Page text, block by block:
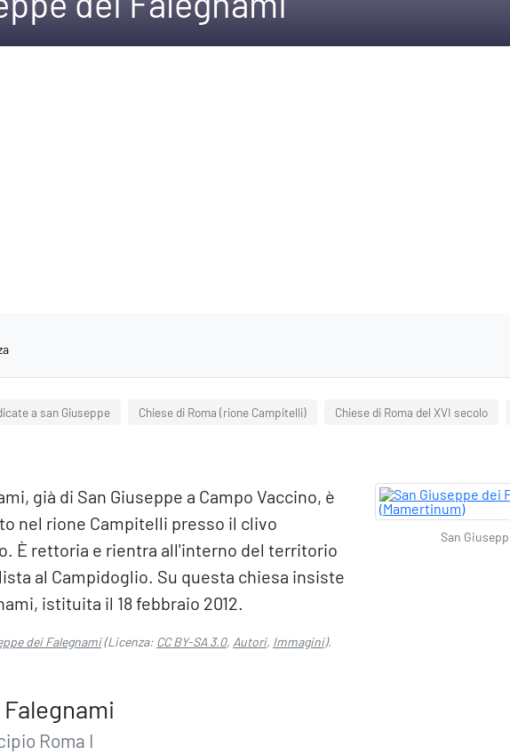
a san Giuseppe Chiese di Roma (rione Campitelli) Chiese di Roma del XVI secolo
già di San Giuseppe a Campo Vaccino, è
nel rione Campitelli presso il clivo
È rettoria e rientra all'interno del territorio
al Campidoglio. Su questa chiesa insiste
istituita il 18 febbraio 2012.
dei Falegnami(Licenza: CC BY-SA 3.0, Autori, Immagini).
Roma I
San